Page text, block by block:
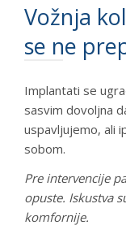
Vožnja
se ne
Implantati se
sasvim dovoljna
uspavljujemo, ali
sobom.
Pre intervencije
opuste. Iskustva
komfornije.